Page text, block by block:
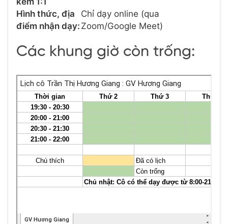
Hình thức, địa
điểm nhận dạy:
Chỉ dạy online (qua
Zoom/Google Meet)
Các khung giờ còn trống: